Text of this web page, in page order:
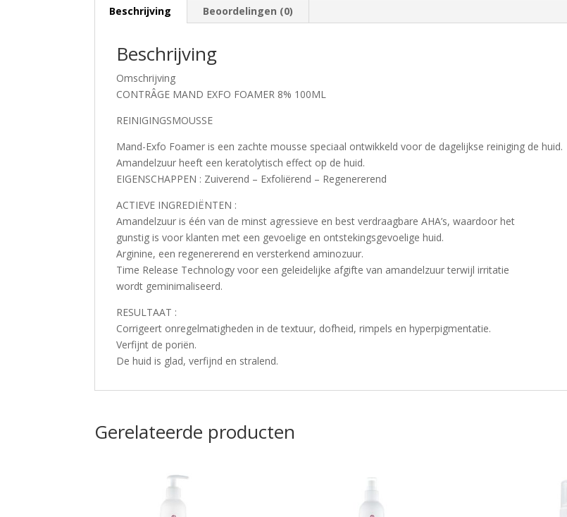
Beschrijving Beoordelingen (0)
Beschrijving
Omschrijving
CONTRÂGE MAND EXFO FOAMER 8% 100ML
REINIGINGSMOUSSE
Mand-Exfo Foamer is een zachte mousse speciaal ontwikkeld voor de dagelijkse reiniging de huid.
Amandelzuur heeft een keratolytisch effect op de huid.
EIGENSCHAPPEN : Zuiverend – Exfoliërend – Regenererend
ACTIEVE INGREDIËNTEN :
Amandelzuur is één van de minst agressieve en best verdraagbare AHA’s, waardoor het
gunstig is voor klanten met een gevoelige en ontstekingsgevoelige huid.
Arginine, een regenererend en versterkend aminozuur.
Time Release Technology voor een geleidelijke afgifte van amandelzuur terwijl irritatie
wordt geminimaliseerd.
RESULTAAT :
Corrigeert onregelmatigheden in de textuur, dofheid, rimpels en hyperpigmentatie.
Verfijnt de poriën.
De huid is glad, verfijnd en stralend.
Gerelateerde producten